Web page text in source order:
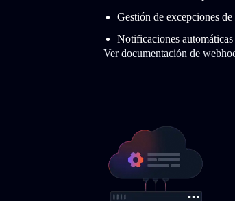
Gestión de excepciones de
Notificaciones
Ver documentación de